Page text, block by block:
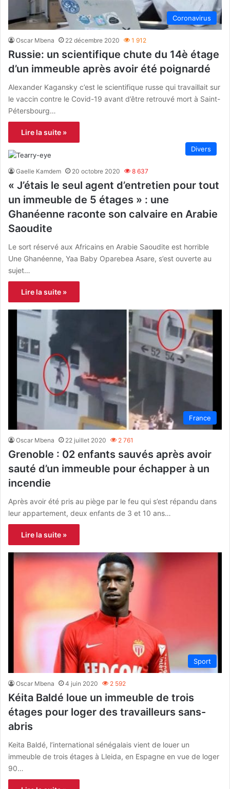
Coronavirus
Oscar Mbena 22 décembre 2020 1 912
Russie: un scientifique chute du 14è étage
d’un immeuble après avoir été poignardé
Alexander Kagansky c’est le scientifique russe qui travaillait sur
le vaccin contre le Covid-19 avant d’être retrouvé mort à Saint-
Pétersbourg…
Lire la suite »
Divers
Gaelle Kamdem 20 octobre 2020 8 637
« J’étais le seul agent d’entretien pour tout
un immeuble de 5 étages » : une
Ghanéenne raconte son calvaire en Arabie
Saoudite
Le sort réservé aux Africains en Arabie Saoudite est horrible
Une Ghanéenne, Yaa Baby Oparebea Asare, s’est ouverte au
sujet…
Lire la suite »
France
Oscar Mbena 22 juillet 2020 2 761
Grenoble : 02 enfants sauvés après avoir
sauté d’un immeuble pour échapper à un
incendie
Après avoir été pris au piège par le feu qui s’est répandu dans
leur appartement, deux enfants de 3 et 10 ans…
Lire la suite »
Sport
Oscar Mbena 4 juin 2020 2 592
Kéita Baldé loue un immeuble de trois
étages pour loger des travailleurs sans-
abris
Keita Baldé, l’international sénégalais vient de louer un
immeuble de trois étages à Lleida, en Espagne en vue de loger
90…